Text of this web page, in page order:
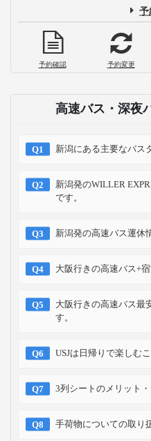
予
予約確認 予約変更
高速バス・深夜
新潟にある主要なバス
新潟発のWILLER
です。
新潟発の高速バス運休
大阪行きの高速バス+
大阪行きの高速バス最
す。
USJは日帰りで楽しむ
3列シートのメリット
手荷物についての取り